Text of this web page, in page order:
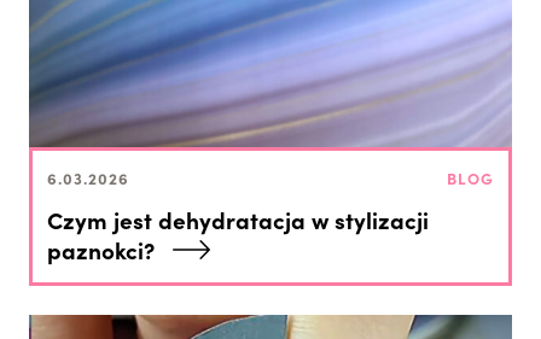
6.03.2026 BLOG
Czym jest dehydratacja w stylizacji
paznokci?